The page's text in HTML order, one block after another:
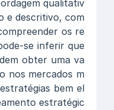
qualitativ
e descritivo, com
os re
se inferir que
obter uma va
nos mercados m
bem el
estratégic